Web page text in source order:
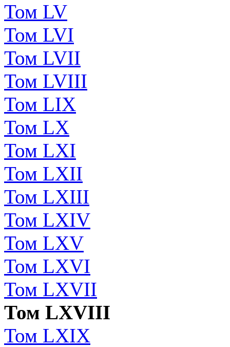
Том LV
Том LVI
Том LVII
Том LVIII
Том LIX
Том LX
Том LXI
Том LXII
Том LXIII
Том LXIV
Том LXV
Том LXVI
Том LXVII
Том LXVIII
Том LXIX